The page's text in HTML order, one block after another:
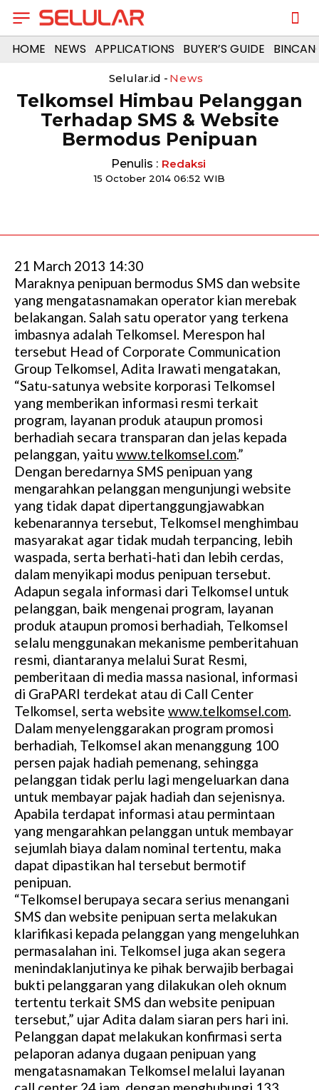
HOME NEWS APPLICATIONS BUYER’S GUIDE
Selular.id - News
Telkomsel Himbau Pelanggan
Terhadap SMS & Website
Bermodus Penipuan
Penulis : Redaksi
15 October 2014 06:52 WIB
21 March 2013 14:30
Maraknya penipuan bermodus SMS dan website
yang mengatasnamakan operator kian merebak
belakangan. Salah satu operator yang terkena
imbasnya adalah Telkomsel. Merespon hal
tersebut Head of Corporate Communication
Group Telkomsel, Adita Irawati mengatakan,
“Satu-satunya website korporasi Telkomsel
yang memberikan informasi resmi terkait
program, layanan produk ataupun promosi
berhadiah secara transparan dan jelas kepada
pelanggan, yaitu www.telkomsel.com.”
Dengan beredarnya SMS penipuan yang
mengarahkan pelanggan mengunjungi website
yang tidak dapat dipertanggungjawabkan
kebenarannya tersebut, Telkomsel menghimbau
masyarakat agar tidak mudah terpancing, lebih
waspada, serta berhati-hati dan lebih cerdas,
dalam menyikapi modus penipuan tersebut.
Adapun segala informasi dari Telkomsel untuk
pelanggan, baik mengenai program, layanan
produk ataupun promosi berhadiah, Telkomsel
selalu menggunakan mekanisme pemberitahuan
resmi, diantaranya melalui Surat Resmi,
pemberitaan di media massa nasional, informasi
di GraPARI terdekat atau di Call Center
Telkomsel, serta website www.telkomsel.com.
Dalam menyelenggarakan program promosi
berhadiah, Telkomsel akan menanggung 100
persen pajak hadiah pemenang, sehingga
pelanggan tidak perlu lagi mengeluarkan dana
untuk membayar pajak hadiah dan sejenisnya.
Apabila terdapat informasi atau permintaan
yang mengarahkan pelanggan untuk membayar
sejumlah biaya dalam nominal tertentu, maka
dapat dipastikan hal tersebut bermotif
penipuan.
“Telkomsel berupaya secara serius menangani
SMS dan website penipuan serta melakukan
klarifikasi kepada pelanggan yang mengeluhkan
permasalahan ini. Telkomsel juga akan segera
menindaklanjutinya ke pihak berwajib berbagai
bukti pelanggaran yang dilakukan oleh oknum
tertentu terkait SMS dan website penipuan
tersebut,” ujar Adita dalam siaran pers hari ini.
Pelanggan dapat melakukan konfirmasi serta
pelaporan adanya dugaan penipuan yang
mengatasnamakan Telkomsel melalui layanan